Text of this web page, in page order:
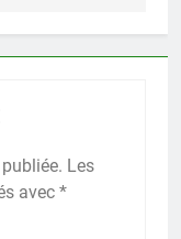
Les
avec *